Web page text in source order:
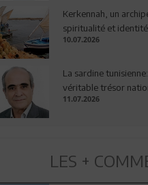
Kerkennah, un
spiritualité et
10.07.2026
La sardine
véritable trésor
11.07.2026
LES +